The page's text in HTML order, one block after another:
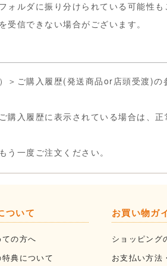
ルダに振り分けられている可能性も
信できない場合がございます。
＞ご購入履歴(発送商品or店頭受渡)の
入履歴に表示されている場合は、
一度ご注文ください。
ついて
ての方へ
典について
お買い物ガ
ショッピング
お支払い方法